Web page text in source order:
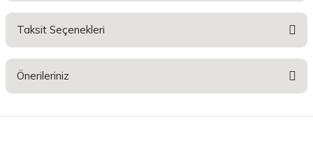
Taksit Seçenekleri
Önerileriniz